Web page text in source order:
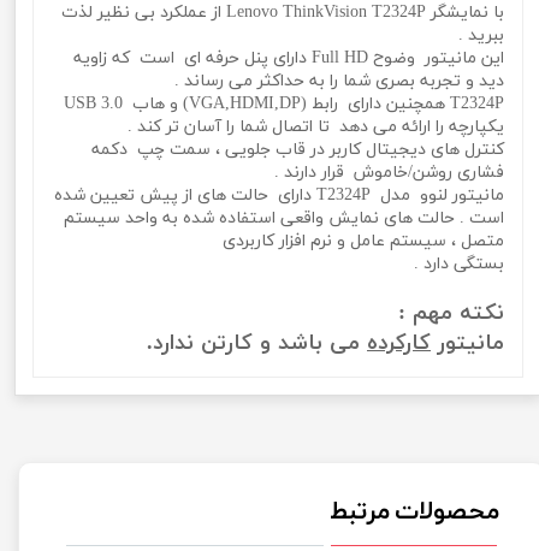
با نمایشگر Lenovo ThinkVision T2324P از عملکرد بی نظیر لذت
ببرید .
این مانیتور وضوح Full HD دارای پنل حرفه ای است که زاویه
دید و تجربه بصری شما را به حداکثر می رساند .
T2324P همچنین دارای رابط (VGA,HDMI,DP) و هاب USB 3.0
یکپارچه را ارائه می دهد تا اتصال شما را آسان تر کند .
کنترل های دیجیتال کاربر در قاب جلویی ، سمت چپ دکمه
فشاری روشن/خاموش قرار دارند .
مانیتور لنوو مدل T2324P دارای حالت های از پیش تعیین شده
است . حالت های نمایش واقعی استفاده شده به واحد سیستم
متصل ، سیستم عامل و نرم افزار کاربردی
بستگی دارد .
نکته مهم :
مانیتور کارکرده می باشد و کارتن ندارد.
محصولات مرتبط